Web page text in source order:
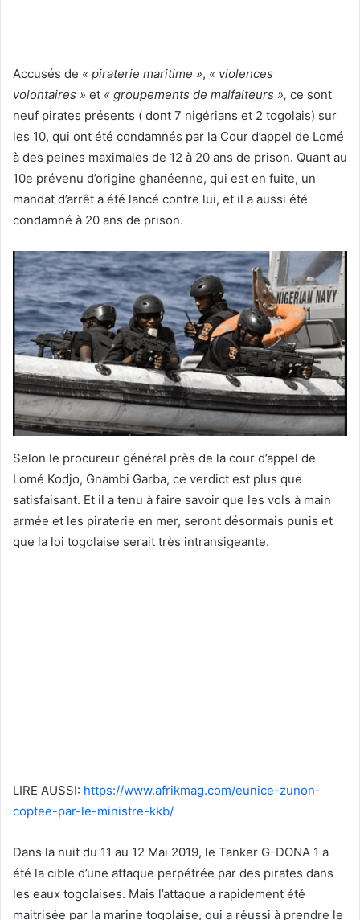
Accusés de « piraterie maritime », « violences
volontaires » et « groupements de malfaiteurs », ce sont
neuf pirates présents ( dont 7 nigérians et 2 togolais) sur
les 10, qui ont été condamnés par la Cour d’appel de Lomé
à des peines maximales de 12 à 20 ans de prison. Quant au
10e prévenu d’origine ghanéenne, qui est en fuite, un
mandat d’arrêt a été lancé contre lui, et il a aussi été
condamné à 20 ans de prison.
Selon le procureur général près de la cour d’appel de
Lomé Kodjo, Gnambi Garba, ce verdict est plus que
satisfaisant. Et il a tenu à faire savoir que les vols à main
armée et les piraterie en mer, seront désormais punis et
que la loi togolaise serait très intransigeante.
LIRE AUSSI: https://www.afrikmag.com/eunice-zunon-
coptee-par-le-ministre-kkb/
Dans la nuit du 11 au 12 Mai 2019, le Tanker G-DONA 1 a
été la cible d’une attaque perpétrée par des pirates dans
les eaux togolaises. Mais l’attaque a rapidement été
maitrisée par la marine togolaise, qui a réussi à prendre le